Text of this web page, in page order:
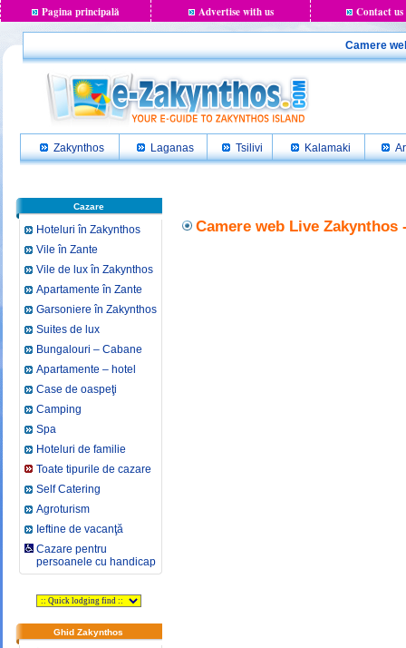
Pagina principală Advertise with us Contact us
Camere
Zakynthos Laganas Tsilivi Kalamaki
Cazare
Hoteluri în Zakynthos
Vile în Zante
Vile de lux în Zakynthos
Apartamente în Zante
Garsoniere în Zakynthos
Suites de lux
Bungalouri – Cabane
Apartamente – hotel
Case de oaspeţi
Camping
Spa
Hoteluri de familie
Toate tipurile de cazare
Self Catering
Agroturism
Ieftine de vacanţă
Cazare pentru
persoanele cu handicap
Ghid Zakynthos
Camere web Live Zakynthos